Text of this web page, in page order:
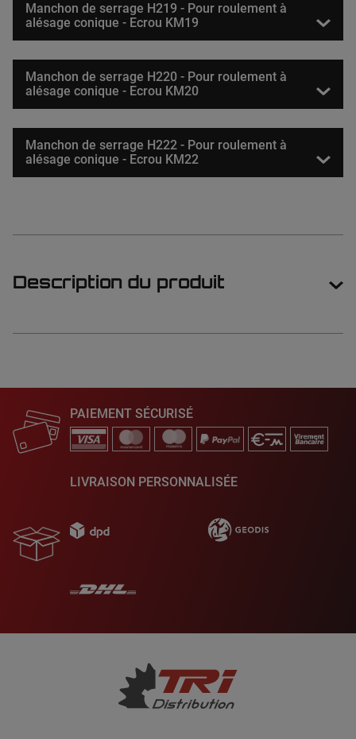
Manchon de serrage H219 - Pour roulement à
alésage conique - Ecrou KM19
Manchon de serrage H220 - Pour roulement à
alésage conique - Ecrou KM20
Manchon de serrage H222 - Pour roulement à
alésage conique - Ecrou KM22
Description du produit
PAIEMENT SÉCURISÉ
LIVRAISON PERSONNALISÉE